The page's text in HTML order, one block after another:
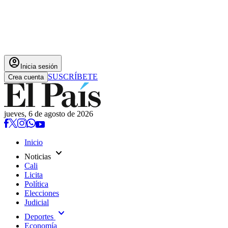
account_circle Inicia sesión
Crea cuenta SUSCRÍBETE
jueves, 6 de agosto de 2026
Inicio
Noticias expand_more
Cali
Licita
Política
Elecciones
Judicial
Deportes expand_more
Economía